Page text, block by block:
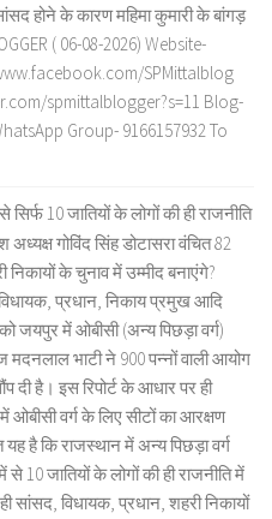
होने के कारण महिमा कुमारी के बांगड़
( 06-08-2026) Website-
SPMittalblog
spmittalblogger?s=11 Blog-
Group- 9166157932 To
10 जातियों के लोगों की ही राजनीति
गोविंद सिंह डोटासरा वंचित 82
निकायों के चुनाव में उम्मीद बनाएंगे?
प्रधान, निकाय प्रमुख आदि
जयपुर में ओबीसी (अन्य पिछड़ा वर्ग)
मदनलाल भाटी ने 900 पन्नों वाली आयोग
दी है। इस रिपोर्ट के आधार पर ही
ओबीसी वर्ग के लिए सीटों का आरक्षण
यह है कि राजस्थान में अन्य पिछड़ा वर्ग
10 जातियों के लोगों की ही राजनीति में
सांसद, विधायक, प्रधान, शहरी निकायों